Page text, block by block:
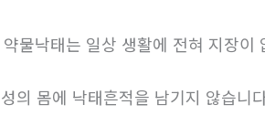
물낙태는 일상 생활에 전혀 지장이
의 몸에 낙태흔적을 남기지 않습니